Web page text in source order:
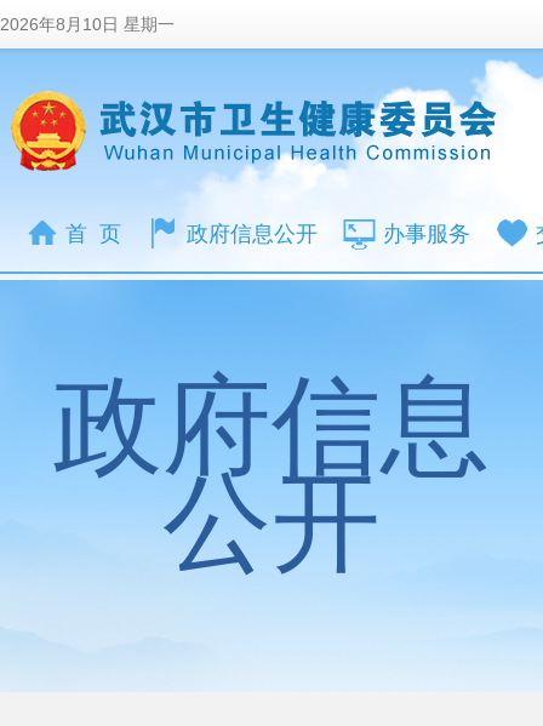
2026年8月10日 星期一
首 页 政府信息公开 办事服务
政府信息
公开